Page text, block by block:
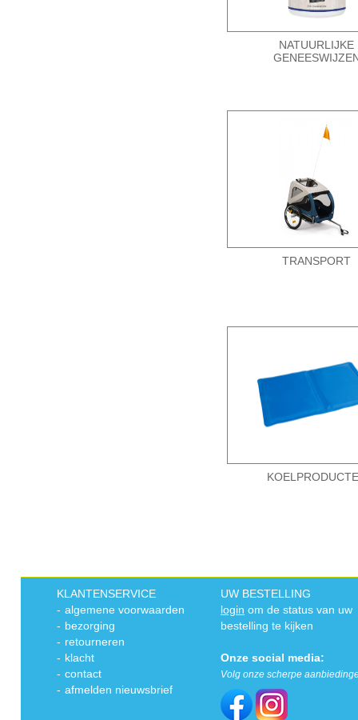
NATUURLIJKE
TRANSPORT
KLANTENSERVICE
- algemene voorwaarden
- bezorging
- retourneren
- klacht
- contact
- afmelden nieuwsbrief
UW BESTELLING
login om de status van uw
bestelling te kijken
Onze social media:
Volg onze scherpe